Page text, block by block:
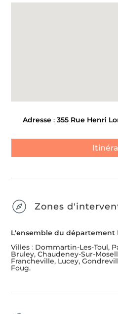
Adresse : 355 Rue Henri
Zones
L'ensemble du département
Villes : Dommartin-Les-Toul,
Bruley, Chaudeney-Sur-
Francheville, Lucey,
Foug.